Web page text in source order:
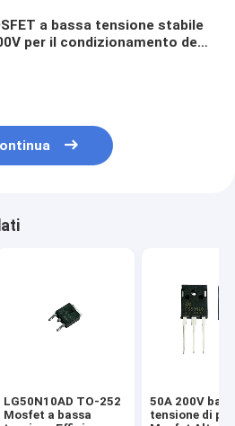
a bassa tensione stabile
per il condizionamento del
LG50N10AD TO-252
Mosfet a bassa
50A 200V
tensione di